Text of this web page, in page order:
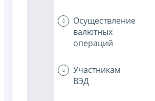
Осуществление
валютных
операций
Участникам
ВЭД